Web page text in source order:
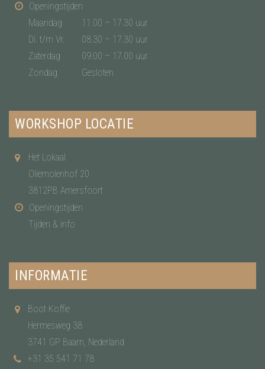
Openingstijden
Maandag
11.00 – 17.30 uur
Di. t/m Vr.
08.30 – 17.30 uur
Zaterdag
09.00 – 17.00 uur
Zondag
Gesloten
WORKSHOP LOCATIE
Het Lokaal
Oliemolenhof 20
3812PB Amersfoort
Openingstijden
Tijden & info
INFORMATIE
Boot Koffie
Hermesweg 38
3741 GP Baarn, Nederland
+31 35 541 71 78